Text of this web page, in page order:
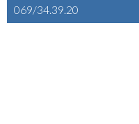
069/34.39.20